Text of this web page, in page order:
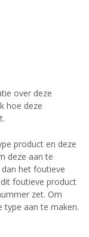
over deze
hoe deze
product en deze
deze aan te
dan het foutieve
foutieve product
zet. Om
type aan te maken.